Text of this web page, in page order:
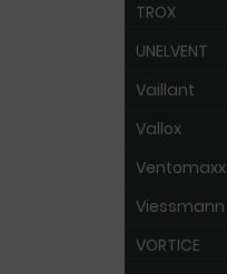
TROX
UNELVENT
Vaillant
Vallox
Ventomaxx
Viessmann
VORTICE